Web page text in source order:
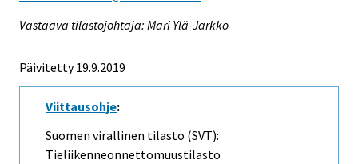
Vastaava tilastojohtaja: Mari Ylä-Jarkko
Päivitetty 19.9.2019
Viittausohje:
Suomen virallinen tilasto (SVT):
Tieliikenneonnettomuustilasto